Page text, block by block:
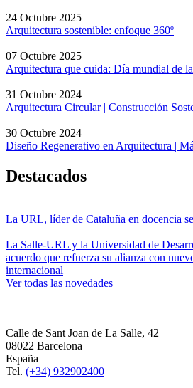
24 Octubre 2025
Arquitectura sostenible: enfoque 360º
07 Octubre 2025
Arquitectura que cuida: Día mundial de
31 Octubre 2024
Arquitectura Circular | Construcción
30 Octubre 2024
Diseño Regenerativo en Arquitectura |
Destacados
La URL, líder de Cataluña en docencia
La Salle-URL y la Universidad de
acuerdo que refuerza su alianza con
internacional
Ver todas las novedades
Calle de Sant Joan de La Salle, 42
08022 Barcelona
España
Tel. (+34) 932902400